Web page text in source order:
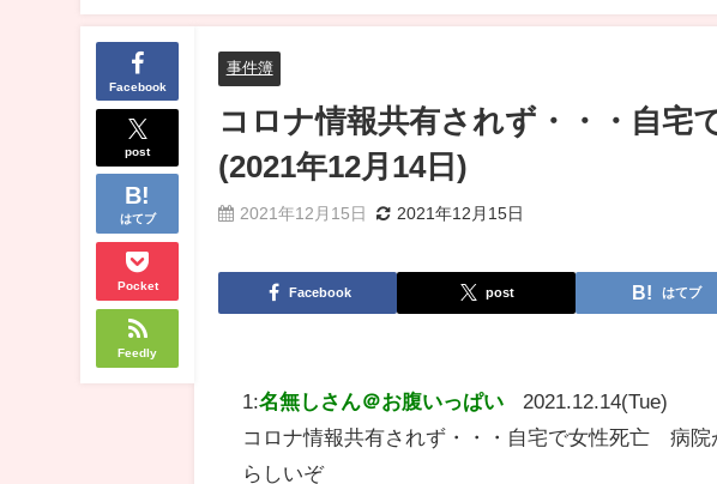
Facebook
post
はてブ
Pocket
Feedly
事件簿
コロナ情報共有されず・・・自
(2021年12月14日)
2021年12月15日 2021年12月15日
Facebook post はてブ
1:名無しさん＠お腹いっぱい
2021.12.14(Tue)
コロナ情報共有されず・・・自宅で女性死亡 病院
らしいぞ